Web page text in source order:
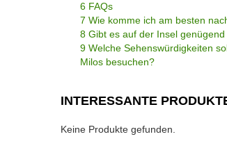
6 FAQs
7 Wie komme ich am besten
8 Gibt es auf der Insel
9 Welche Sehenswürdigkeiten
Milos besuchen?
INTERESSANTE
Keine Produkte gefunden.